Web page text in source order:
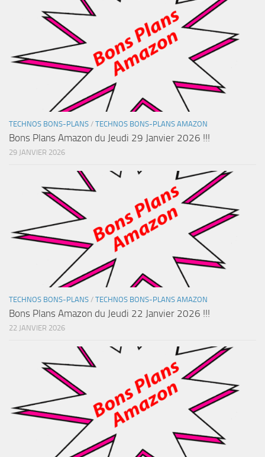
TECHNOS BONS-PLANS / TECHNOS BONS-PLANS AMAZON
Bons Plans Amazon du Jeudi 29 Janvier 2026 !!!
29 JANVIER 2026
TECHNOS BONS-PLANS / TECHNOS BONS-PLANS AMAZON
Bons Plans Amazon du Jeudi 22 Janvier 2026 !!!
22 JANVIER 2026